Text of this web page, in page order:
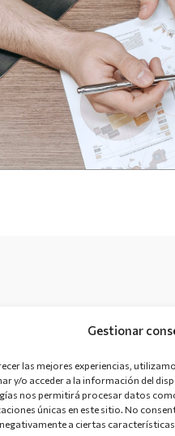
Gestionar
las mejores experiencias,
y/o acceder a la información del
nos permitirá procesar datos
únicas en este sitio. No
a ciertas